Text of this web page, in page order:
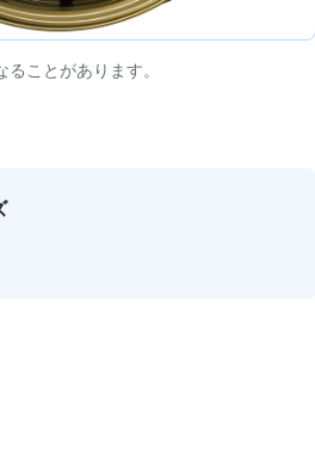
ことがあります。